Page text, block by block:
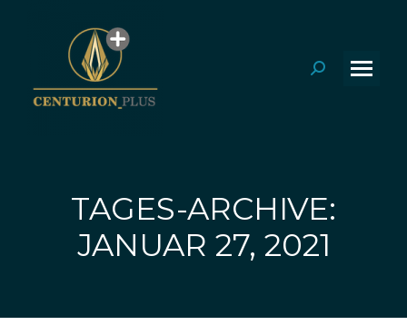
Search:
TAGES-ARCHIVE:
JANUAR 27, 2021